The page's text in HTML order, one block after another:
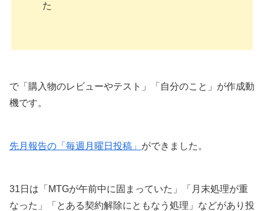
た
で「購入物のレビューやテスト」「自分のこと」が作成動
機です。
先月報告の「毎週月曜日投稿」 ができました。
31日は「MTGが午前中に固まっていた」「月末処理が重
なった」「とある契約解除にともなう処理」などがあり投